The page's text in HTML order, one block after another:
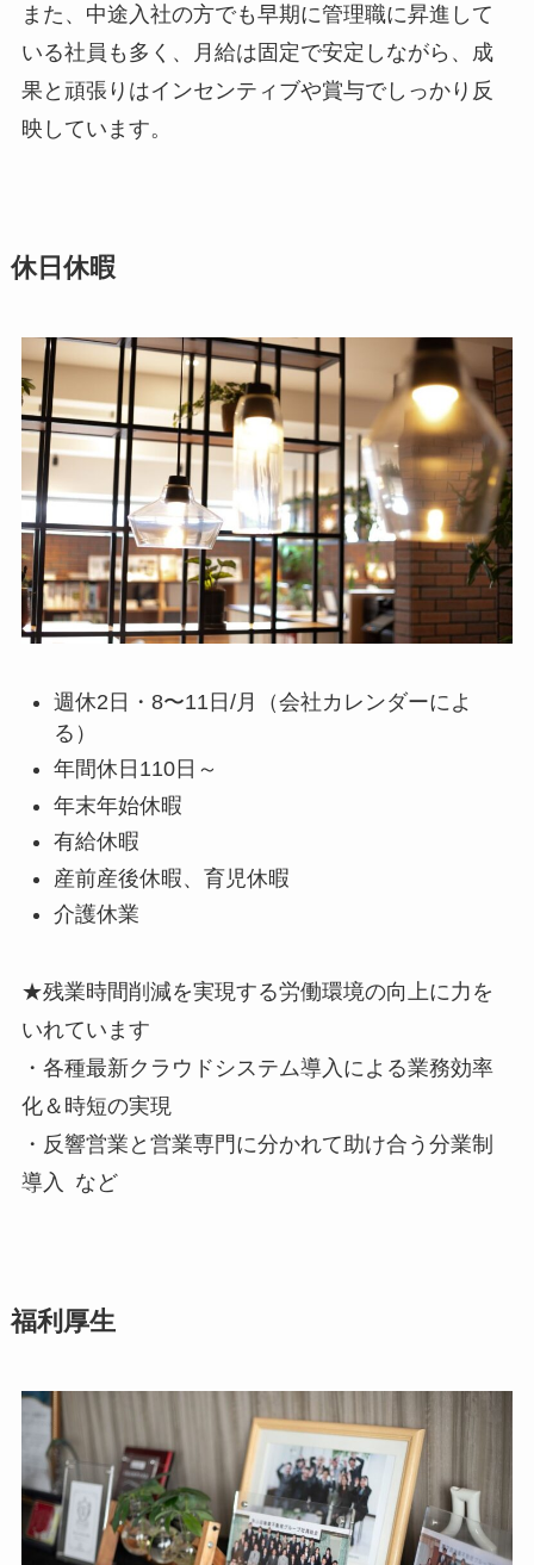
また、中途入社の方でも早期に管理職に昇進して
いる社員も多く、月給は固定で安定しながら、成
果と頑張りはインセンティブや賞与でしっかり反
映しています。
休日休暇
週休2日・8〜11日/月（会社カレンダーによ
る）
年間休日110日～
年末年始休暇
有給休暇
産前産後休暇、育児休暇
介護休業
★残業時間削減を実現する労働環境の向上に力を
いれています
・各種最新クラウドシステム導入による業務効率
化＆時短の実現
・反響営業と営業専門に分かれて助け合う分業制
導入 など
福利厚生